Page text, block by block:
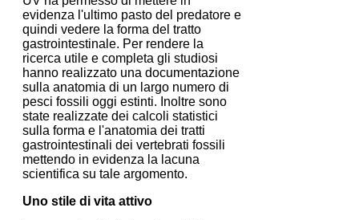
evidenza l'ultimo pasto del predatore e
quindi vedere la forma del tratto
gastrointestinale. Per rendere la
ricerca utile e completa gli studiosi
hanno realizzato una documentazione
sulla anatomia di un largo numero di
pesci fossili oggi estinti. Inoltre sono
state realizzate dei calcoli statistici
sulla forma e l'anatomia dei tratti
gastrointestinali dei vertebrati fossili
mettendo in evidenza la lacuna
scientifica su tale argomento.
Uno stile di vita attivo